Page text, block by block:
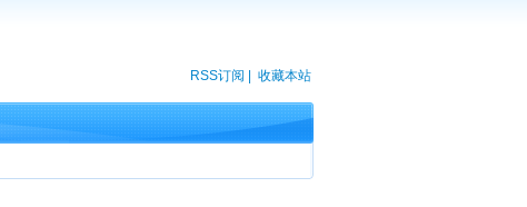
RSS订阅 收藏本站